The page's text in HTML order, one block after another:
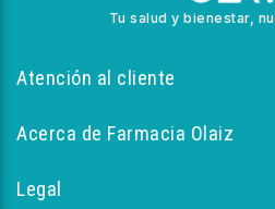
Tu salud y bienestar,
Atención al cliente
Acerca de Farmacia Olaiz
Legal